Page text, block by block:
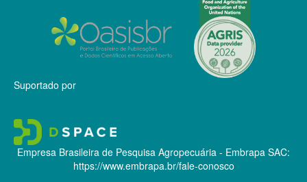
Suportado por
Empresa Brasileira de Pesquisa Agropecuária - Embrapa SAC:
https://www.embrapa.br/fale-conosco